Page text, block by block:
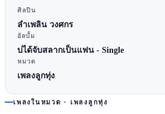
ศิลปิน
ลำเพลิน วงศกร
อัลบั้ม
บ่ได้จับสลากเป็นแฟน - Single
หมวด
เพลงลูกทุ่ง
เพลงในหมวด · เพลงลูกทุ่ง